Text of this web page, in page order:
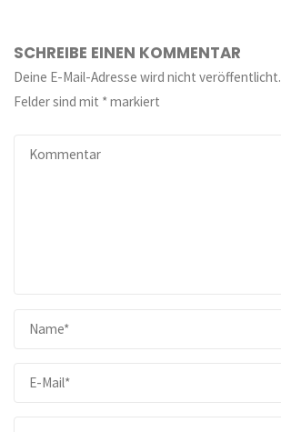
SCHREIBE EINEN KOMMENTAR
Deine E-Mail-Adresse wird nicht veröffentlicht.
Felder sind mit *markiert